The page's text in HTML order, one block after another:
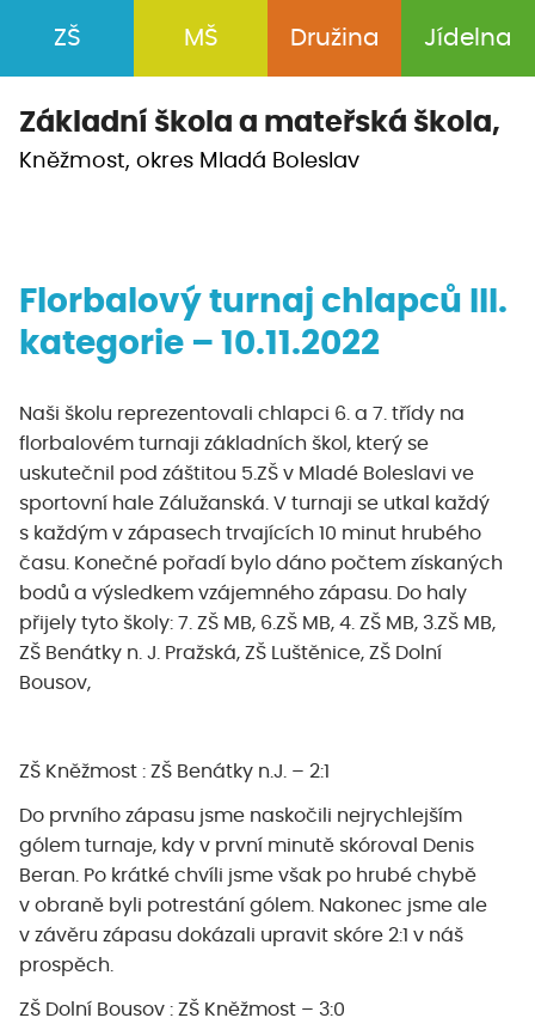
ZŠ MŠ Družina Jídelna
Základní škola a mateřská škola,
Kněžmost, okres Mladá Boleslav
Florbalový turnaj chlapců III.
kategorie – 10.11.2022
Naši školu reprezentovali chlapci 6. a 7. třídy na
florbalovém turnaji základních škol, který se
uskutečnil pod záštitou 5.ZŠ v Mladé Boleslavi ve
sportovní hale Zálužanská. V turnaji se utkal každý
s každým v zápasech trvajících 10 minut hrubého
času. Konečné pořadí bylo dáno počtem získaných
bodů a výsledkem vzájemného zápasu. Do haly
přijely tyto školy: 7. ZŠ MB, 6.ZŠ MB, 4. ZŠ MB, 3.ZŠ MB,
ZŠ Benátky n. J. Pražská, ZŠ Luštěnice, ZŠ Dolní
Bousov,
ZŠ Kněžmost : ZŠ Benátky n.J. – 2:1
Do prvního zápasu jsme naskočili nejrychlejším
gólem turnaje, kdy v první minutě skóroval Denis
Beran. Po krátké chvíli jsme však po hrubé chybě
v obraně byli potrestání gólem. Nakonec jsme ale
v závěru zápasu dokázali upravit skóre 2:1 v náš
prospěch.
ZŠ Dolní Bousov : ZŠ Kněžmost – 3:0